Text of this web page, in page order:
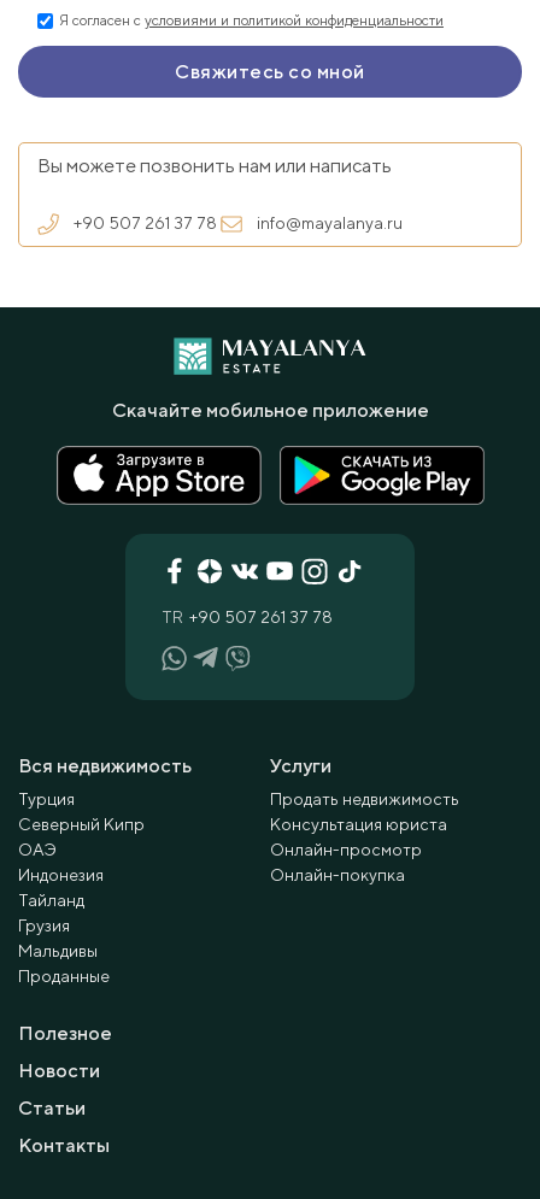
Я согласен с условиями и политикой конфиденциальности
Вы можете позвонить нам или написать
+90 507 261 37 78 info@mayalanya.ru
Вся недвижимость
Турция
Северный Кипр
ОАЭ
Индонезия
Тайланд
Грузия
Мальдивы
Проданные
Услуги
Продать недвижимость
Консультация юриста
Онлайн-просмотр
Онлайн-покупка
Полезное
Новости
Статьи
Контакты
TR +90 507 261 37 78
Скачайте мобильное приложение